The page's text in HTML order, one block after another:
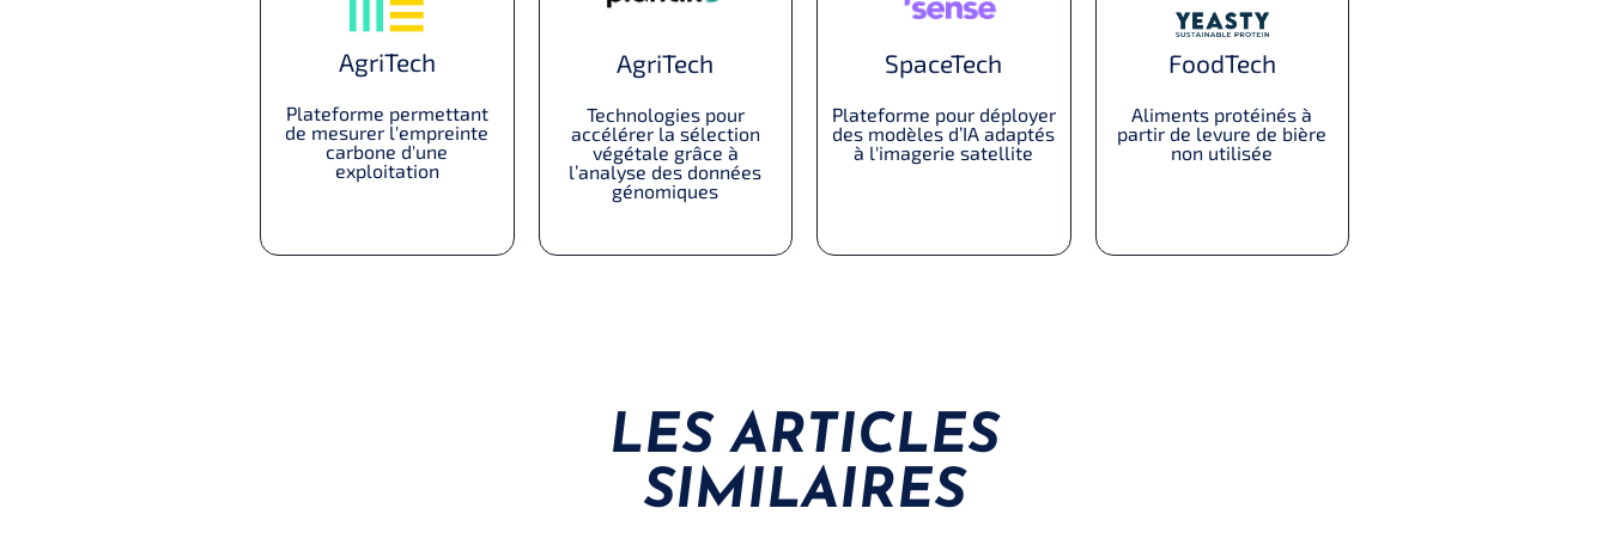
AgriTech
Plateforme permettant
de mesurer l'empreinte
carbone d'une
exploitation
AgriTech
Technologies pour
accélérer la sélection
végétale grâce à
l’analyse des données
génomiques
SpaceTech
Plateforme pour déployer
des modèles d’IA adaptés
à l'imagerie satellite
FoodTech
Aliments protéinés à
partir de levure de bière
non utilisée
LES ARTICLES
SIMILAIRES